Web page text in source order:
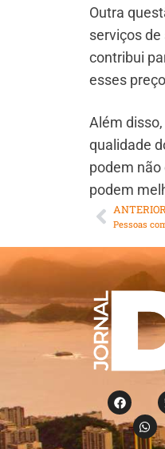
Outra
serviços
contribui
esses
Além
qualidade
podem
podem
ANTERIOR